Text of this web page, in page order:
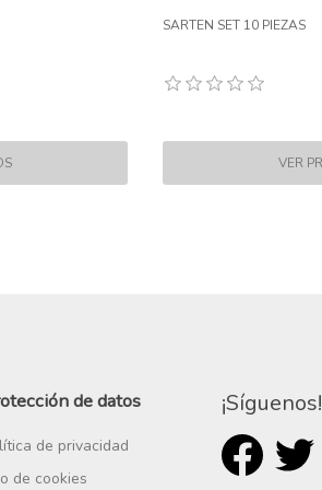
SARTEN SET 10 PIEZAS
de datos
de privacidad
de cookies
¡Síguenos!